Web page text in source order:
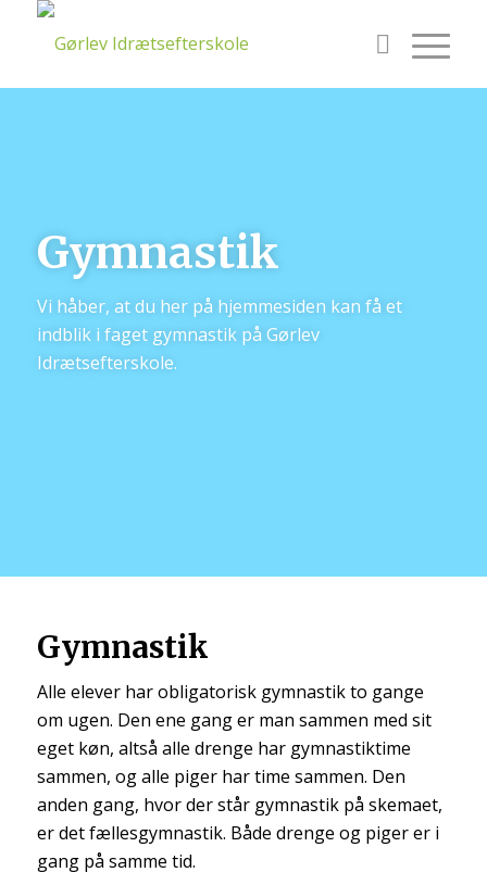
Gymnastik
Vi håber, at du her på hjemmesiden kan få et
indblik i faget gymnastik på Gørlev
Idrætsefterskole.
Gymnastik
Alle elever har obligatorisk gymnastik to gange
om ugen. Den ene gang er man sammen med sit
eget køn, altså alle drenge har gymnastiktime
sammen, og alle piger har time sammen. Den
anden gang, hvor der står gymnastik på skemaet,
er det fællesgymnastik. Både drenge og piger er i
gang på samme tid.